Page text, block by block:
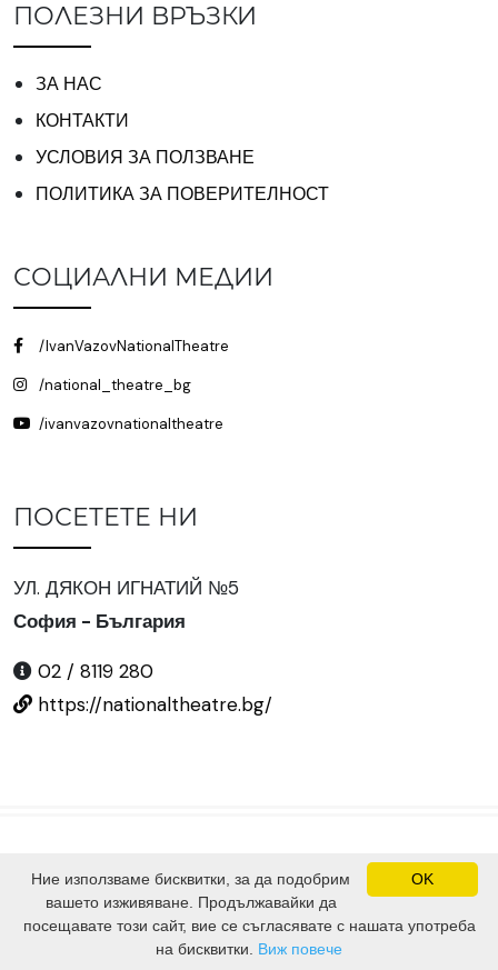
ПОЛЕЗНИ ВРЪЗКИ
ЗА НАС
КОНТАКТИ
УСЛОВИЯ ЗА ПОЛЗВАНЕ
ПОЛИТИКА ЗА ПОВЕРИТЕЛНОСТ
СОЦИАЛНИ МЕДИИ
/IvanVazovNationalTheatre
/national_theatre_bg
/ivanvazovnationaltheatre
ПОСЕТЕТЕ НИ
УЛ. ДЯКОН ИГНАТИЙ №5
София - България
02 / 8119 280
https://nationaltheatre.bg/
2024 Всички права запазени.
Сайтът е изграден отSV Software Solutions Ltd.
OK
Ние използваме бисквитки, за да подобрим
вашето изживяване. Продължавайки да
посещавате този сайт, вие се съгласявате с нашата употреба
на бисквитки. Виж повече